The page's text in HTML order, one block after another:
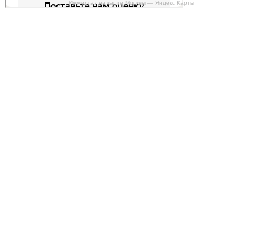
Иммергаз на карте Москвы — Яндекс Карты